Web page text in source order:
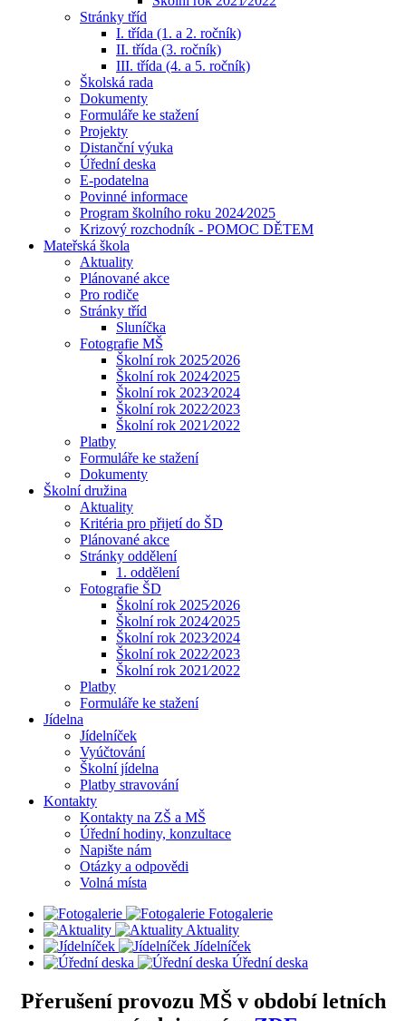
Stránky tříd
I. třída (1. a 2. ročník)
II. třída (3. ročník)
III. třída (4. a 5. ročník)
Školská rada
Dokumenty
Formuláře ke stažení
Projekty
Distanční výuka
Úřední deska
E-podatelna
Povinné informace
Program školního roku 2024⁄2025
Krizový rozchodník - POMOC DĚTEM
Mateřská škola
Aktuality
Plánované akce
Pro rodiče
Stránky tříd
Sluníčka
Fotografie MŠ
Školní rok 2025⁄2026
Školní rok 2024⁄2025
Školní rok 2023⁄2024
Školní rok 2022⁄2023
Školní rok 2021⁄2022
Platby
Formuláře ke stažení
Dokumenty
Školní družina
Aktuality
Kritéria pro přijetí do ŠD
Plánované akce
Stránky oddělení
1. oddělení
Fotografie ŠD
Školní rok 2025⁄2026
Školní rok 2024⁄2025
Školní rok 2023⁄2024
Školní rok 2022⁄2023
Školní rok 2021⁄2022
Platby
Formuláře ke stažení
Jídelna
Jídelníček
Vyúčtování
Školní jídelna
Platby stravování
Kontakty
Kontakty na ZŠ a MŠ
Úřední hodiny, konzultace
Napište nám
Otázky a odpovědi
Volná místa
Fotogalerie
Aktuality
Jídelníček
Úřední deska
Přerušení provozu MŠ v období letních